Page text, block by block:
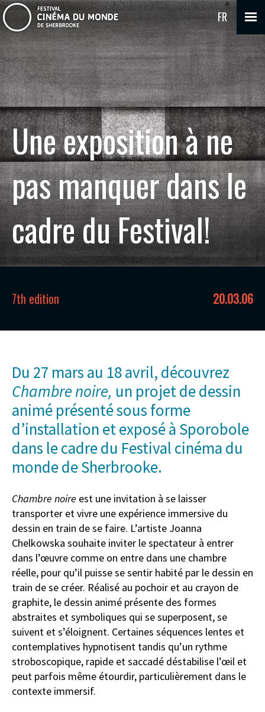
FR
Une exposition à ne
pas manquer dans le
cadre du Festival!
7th edition 20.03.06
Du 27 mars au 18 avril, découvrez
Chambre noire, un projet de dessin
animé présenté sous forme
d’installation et exposé à Sporobole
dans le cadre du Festival cinéma du
monde de Sherbrooke.
Chambre noire est une invitation à se laisser
transporter et vivre une expérience immersive du
dessin en train de se faire. L’artiste Joanna
Chelkowska souhaite inviter le spectateur à entrer
dans l’œuvre comme on entre dans une chambre
réelle, pour qu’il puisse se sentir habité par le dessin en
train de se créer. Réalisé au pochoir et au crayon de
graphite, le dessin animé présente des formes
abstraites et symboliques qui se superposent, se
suivent et s’éloignent. Certaines séquences lentes et
contemplatives hypnotisent tandis qu’un rythme
stroboscopique, rapide et saccadé déstabilise l’œil et
peut parfois même étourdir, particulièrement dans le
contexte immersif.